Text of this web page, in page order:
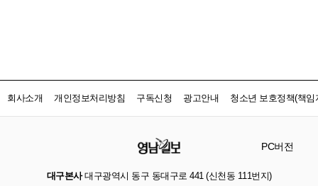
회사소개 개인정보처리방침 구독신청 광고안내 청소년 보호정책(책임
PC버전
대구본사대구광역시 동구 동대구로 441 (신천동 111번지)